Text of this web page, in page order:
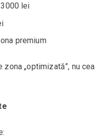
lei
premium
„optimizată”, nu cea